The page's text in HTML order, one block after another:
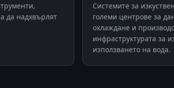
да надхвърлят
Системите за
големи центрове за
охлаждане и
инфраструктурата за
използването на вода.